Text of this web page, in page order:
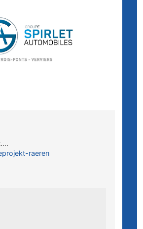
raeren